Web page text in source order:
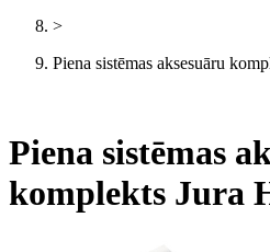
>
Piena sistēmas aksesuāru
Piena sistēmas
komplekts Jura